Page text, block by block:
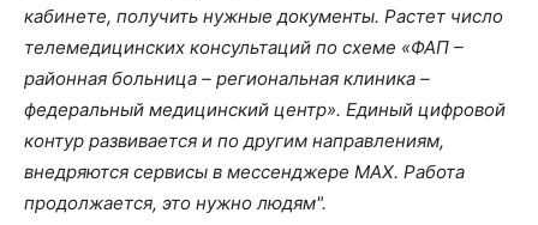
кабинете, получить нужные документы. Растет число
телемедицинских консультаций по схеме «ФАП –
районная больница – региональная клиника –
федеральный медицинский центр». Единый цифровой
контур развивается и по другим направлениям,
внедряются сервисы в мессенджере МАХ. Работа
продолжается, это нужно людям".